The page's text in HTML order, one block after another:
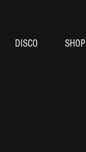
DISCO SHOP